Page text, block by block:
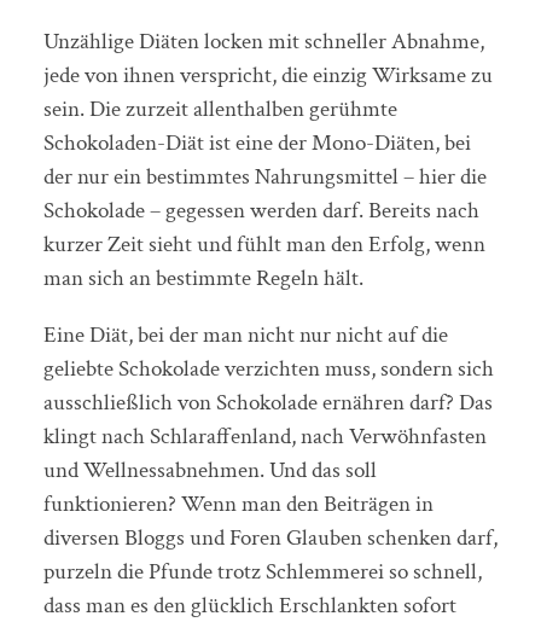
Unzählige Diäten locken mit schneller Abnahme,
jede von ihnen verspricht, die einzig Wirksame zu
sein. Die zurzeit allenthalben gerühmte
Schokoladen-Diät ist eine der Mono-Diäten, bei
der nur ein bestimmtes Nahrungsmittel – hier die
Schokolade – gegessen werden darf. Bereits nach
kurzer Zeit sieht und fühlt man den Erfolg, wenn
man sich an bestimmte Regeln hält.
Eine Diät, bei der man nicht nur nicht auf die
geliebte Schokolade verzichten muss, sondern sich
ausschließlich von Schokolade ernähren darf? Das
klingt nach Schlaraffenland, nach Verwöhnfasten
und Wellnessabnehmen. Und das soll
funktionieren? Wenn man den Beiträgen in
diversen Bloggs und Foren Glauben schenken darf,
purzeln die Pfunde trotz Schlemmerei so schnell,
dass man es den glücklich Erschlankten sofort